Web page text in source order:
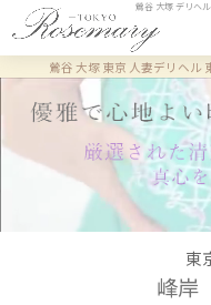
鶯谷 大塚 デリヘ
鶯谷 大塚 東京 人妻デリヘル
東
峰岸